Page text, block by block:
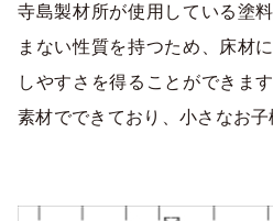
寺島製材所が使用している塗
まない性質を持つため、床材
しやすさを得ることができま
素材でできており、小さなお子